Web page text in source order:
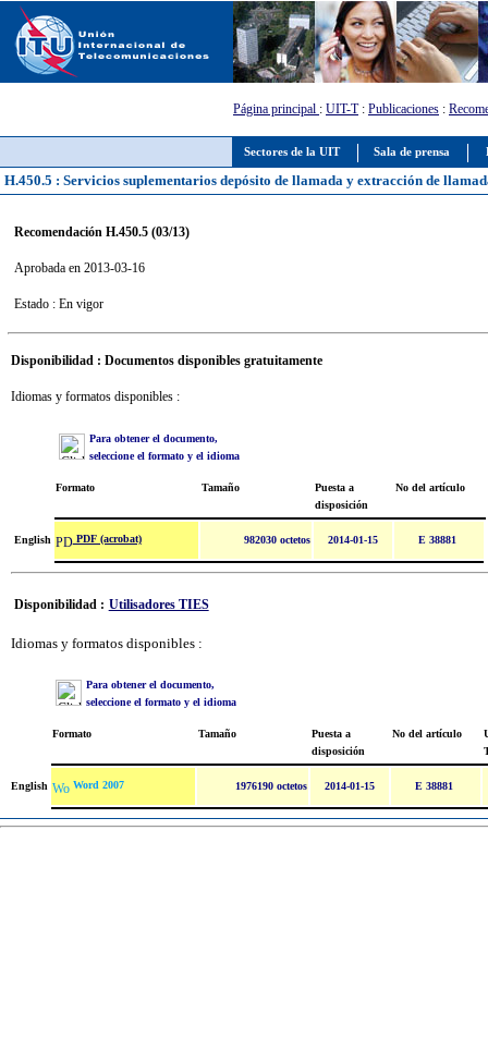
Sectores de la UIT Sala de prensa
Página principal : UIT-T: Publicaciones :
H.450.5 : Servicios suplementarios depósito de llamada y extracción de
Recomendación H.450.5 (03/13)
Aprobada en 2013-03-16
Estado : En vigor
Disponibilidad : Documentos disponibles gratuitamente
Idiomas y formatos disponibles :
Para obtener el documento,
seleccione el formato y el idioma
Formato Tamaño
Puesta a
disposición
No del artículo
English PDF (acrobat) 982030 octetos 2014-01-15 E 38881
Disponibilidad : Utilisadores TIES
Idiomas y formatos disponibles :
Para obtener el documento,
seleccione el formato y el idioma
Formato Tamaño
Puesta a
disposición
No del artículo
English Word 2007 1976190 octetos 2014-01-15 E 38881